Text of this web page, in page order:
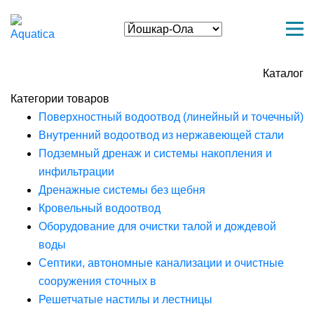
Каталог
Категории товаров
Поверхностный водоотвод (линейный и точечный)
Внутренний водоотвод из нержавеющей стали
Подземный дренаж и системы накопления и
инфильтрации
Дренажные системы без щебня
Кровельный водоотвод
Оборудование для очистки талой и дождевой
воды
Септики, автономные канализации и очистные
сооружения сточных в
Решетчатые настилы и лестницы